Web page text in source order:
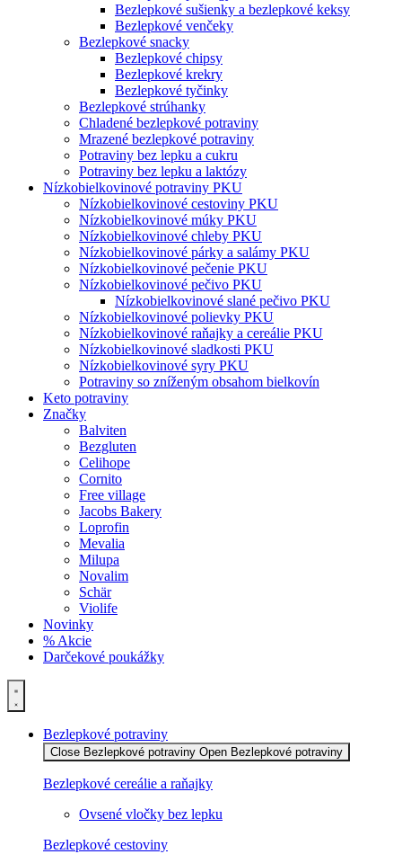
Bezlepkové sušienky a bezlepkové keksy
Bezlepkové venčeky
Bezlepkové snacky
Bezlepkové chipsy
Bezlepkové krekry
Bezlepkové tyčinky
Bezlepkové strúhanky
Chladené bezlepkové potraviny
Mrazené bezlepkové potraviny
Potraviny bez lepku a cukru
Potraviny bez lepku a laktózy
Nízko­bielkovinové potraviny PKU
Nízko­bielkovinové cestoviny PKU
Nízko­bielkovinové múky PKU
Nízkobielkovinové chleby PKU
Nízkobielkovinové párky a salámy PKU
Nízkobielkovinové pečenie PKU
Nízkobielkovinové pečivo PKU
Nízkobielkovinové slané pečivo PKU
Nízkobielkovinové polievky PKU
Nízkobielkovinové raňajky a cereálie PKU
Nízkobielkovinové sladkosti PKU
Nízkobielkovinové syry PKU
Potraviny so zníženým obsahom bielkovín
Keto potraviny
Značky
Balviten
Bezgluten
Celihope
Cornito
Free village
Jacobs Bakery
Loprofin
Mevalia
Milupa
Novalim
Schär
Violife
Novinky
% Akcie
Darčekové poukážky
Bezlepkové potraviny
Close Bezlepkové potraviny Open Bezlepkové potraviny
Bezlepkové cereálie a raňajky
Ovsené vločky bez lepku
Bezlepkové cestoviny